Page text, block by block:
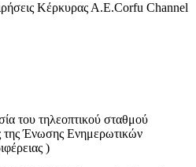
Κέρκυρας Α.Ε.Corfu Channel
του τηλεοπτικού σταθμού
Ένωσης Ενημερωτικών
)